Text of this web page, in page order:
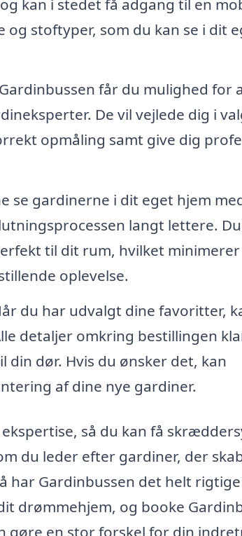
stoftyper, som du kan se i dit
får du mulighed for
De vil vejlede dig i
opmåling samt give dig
se gardinerne i dit eget hjem
langt lettere.
til dit rum, hvilket minimerer
oplevelse.
du har udvalgt dine favoritter,
detaljer omkring bestillingen
dør. Hvis du ønsker det, kan
af dine nye gardiner.
så du kan få
du leder efter gardiner, der
har Gardinbussen det helt
drømmehjem, og booke
gøre en stor forskel for din